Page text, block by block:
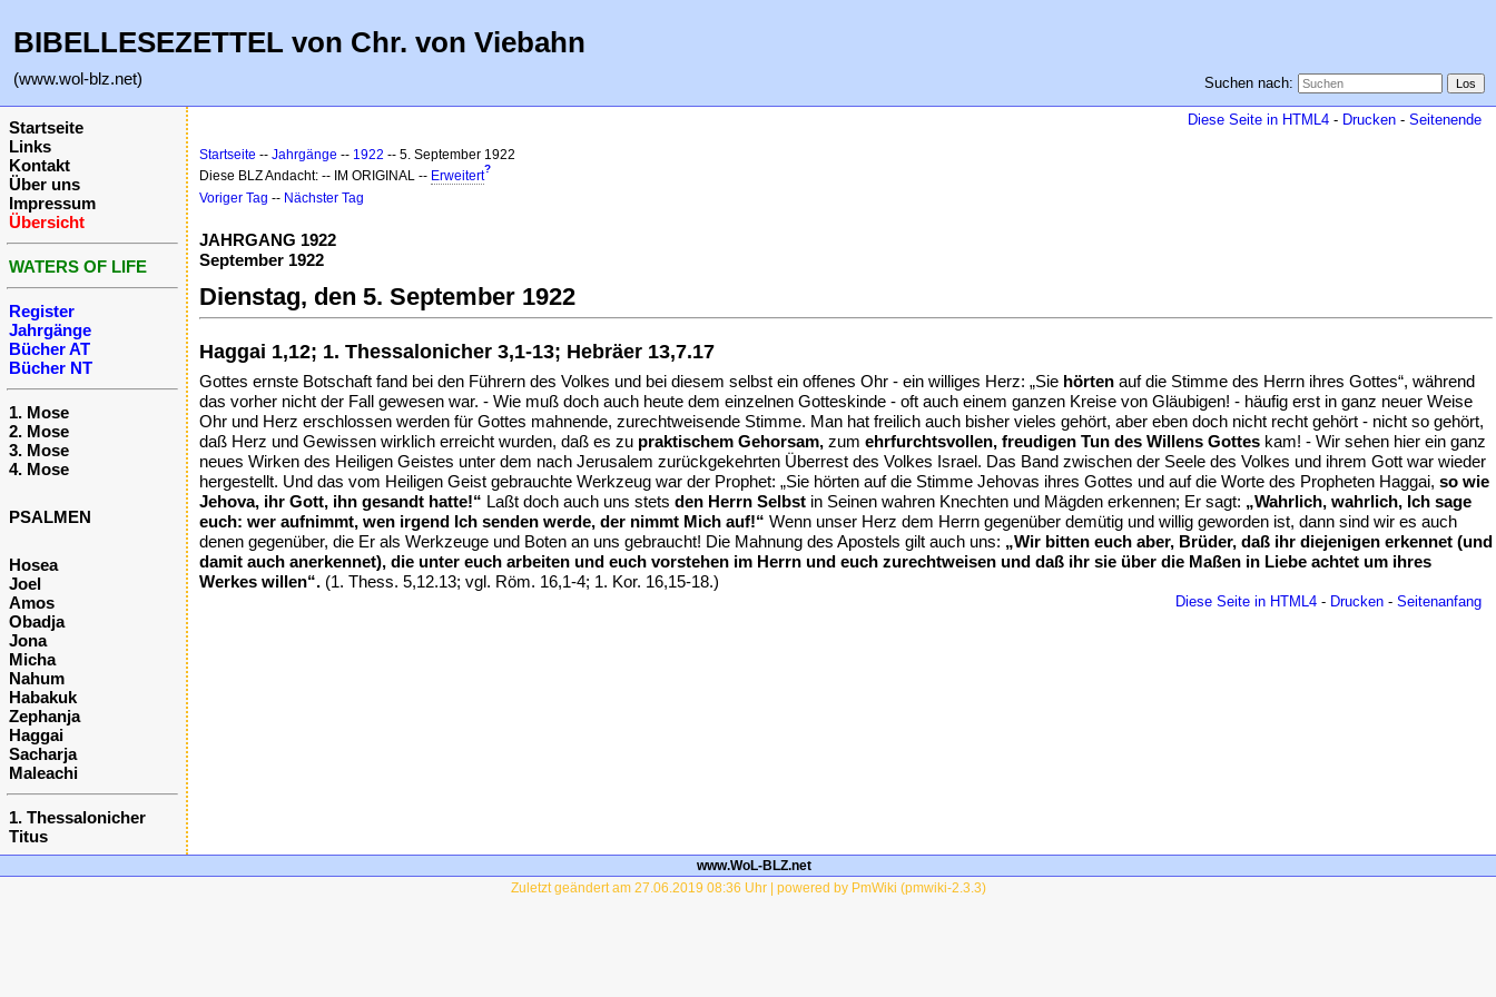
BIBELLESEZETTEL von Chr. von Viebahn
(www.wol-blz.net) Suchen nach:
Startseite
Links
Kontakt
Über uns
Impressum
Übersicht
WATERS OF LIFE
Register
Jahrgänge
Bücher AT
Bücher NT
1. Mose
2. Mose
3. Mose
4. Mose
PSALMEN
Hosea
Joel
Amos
Obadja
Jona
Micha
Nahum
Habakuk
Zephanja
Haggai
Sacharja
Maleachi
1. Thessalonicher
Titus
Diese Seite in HTML4 - Drucken - Seitenende
Startseite -- Jahrgänge -- 1922 -- 5. September 1922
Diese BLZ Andacht: -- IM ORIGINAL -- Erweitert?
Voriger Tag -- Nächster Tag
JAHRGANG 1922
September 1922
Dienstag, den 5. September 1922
Haggai 1,12; 1. Thessalonicher 3,1-13; Hebräer 13,7.17
Gottes ernste Botschaft fand bei den Führern des Volkes und bei diesem selbst ein offenes Ohr - ein williges Herz: „Sie hörten auf die Stimme des Herrn ihres Gottes“, während
das vorher nicht der Fall gewesen war. - Wie muß doch auch heute dem einzelnen Gotteskinde - oft auch einem ganzen Kreise von Gläubigen! - häufig erst in ganz neuer Weise
Ohr und Herz erschlossen werden für Gottes mahnende, zurechtweisende Stimme. Man hat freilich auch bisher vieles gehört, aber eben doch nicht recht gehört - nicht so gehört,
daß Herz und Gewissen wirklich erreicht wurden, daß es zu praktischem Gehorsam, zum ehrfurchtsvollen, freudigen Tun des Willens Gottes kam! - Wir sehen hier ein ganz
neues Wirken des Heiligen Geistes unter dem nach Jerusalem zurückgekehrten Überrest des Volkes Israel. Das Band zwischen der Seele des Volkes und ihrem Gott war wieder
hergestellt. Und das vom Heiligen Geist gebrauchte Werkzeug war der Prophet: „Sie hörten auf die Stimme Jehovas ihres Gottes und auf die Worte des Propheten Haggai, so wie
Jehova, ihr Gott, ihn gesandt hatte!“ Laßt doch auch uns stets den Herrn Selbst in Seinen wahren Knechten und Mägden erkennen; Er sagt: „Wahrlich, wahrlich, Ich sage
euch: wer aufnimmt, wen irgend Ich senden werde, der nimmt Mich auf!“ Wenn unser Herz dem Herrn gegenüber demütig und willig geworden ist, dann sind wir es auch
denen gegenüber, die Er als Werkzeuge und Boten an uns gebraucht! Die Mahnung des Apostels gilt auch uns: „Wir bitten euch aber, Brüder, daß ihr diejenigen erkennet (und
damit auch anerkennet), die unter euch arbeiten und euch vorstehen im Herrn und euch zurechtweisen und daß ihr sie über die Maßen in Liebe achtet um ihres
Werkes willen“. (1. Thess. 5,12.13; vgl. Röm. 16,1-4; 1. Kor. 16,15-18.)
Diese Seite in HTML4 - Drucken - Seitenanfang
www.WoL-BLZ.net
Zuletzt geändert am 27.06.2019 08:36 Uhr | powered by PmWiki (pmwiki-2.3.3)